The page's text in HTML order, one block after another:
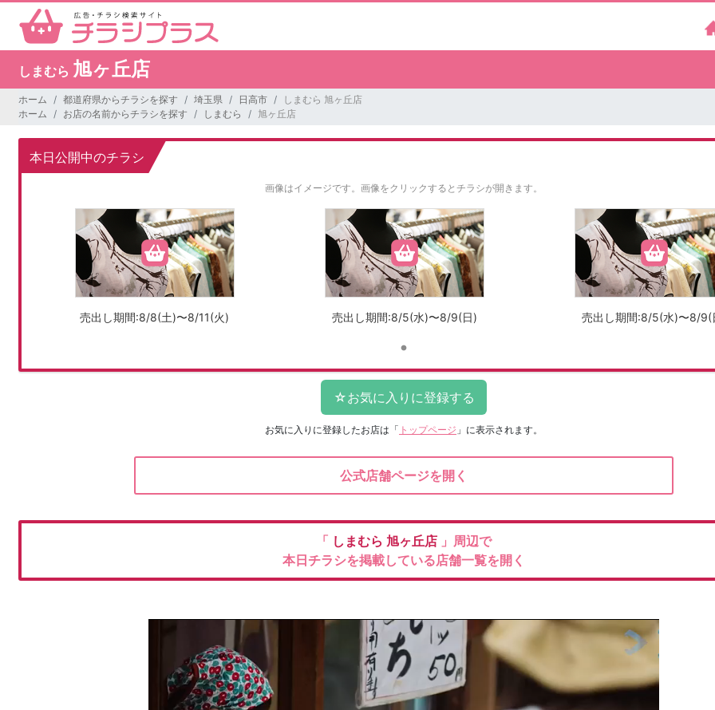
しまむら 旭ヶ丘店
ホーム 都道府県からチラシを探す 埼玉県 日高市
しまむら 旭ヶ丘店
ホーム
お店の名前からチラシを探す しまむら 旭ヶ丘店
本日公開中のチラシ
画像はイメージです。 画像をクリックするとチラシが開きます。
売出し期間:8/8(土)〜8/11(火) 売出し期間:8/5(水)〜8/9(日) 売出し期間:8/5(水)〜8/9(
お気に入りに登録したお店は 「 トップページ 」に表示されます。
公式店舗ページを開く
「 しまむら 旭ヶ丘店 」周辺で
本日チラシを掲載している店舗一覧を開く